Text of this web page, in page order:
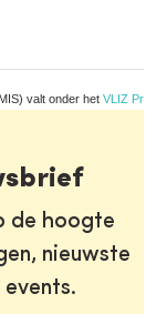
valt onder het VLIZ
de hoogte
nieuwste